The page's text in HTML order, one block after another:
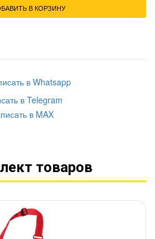
В КОРЗИНУ
в Whatsapp
в Telegram
в MAX
товаров